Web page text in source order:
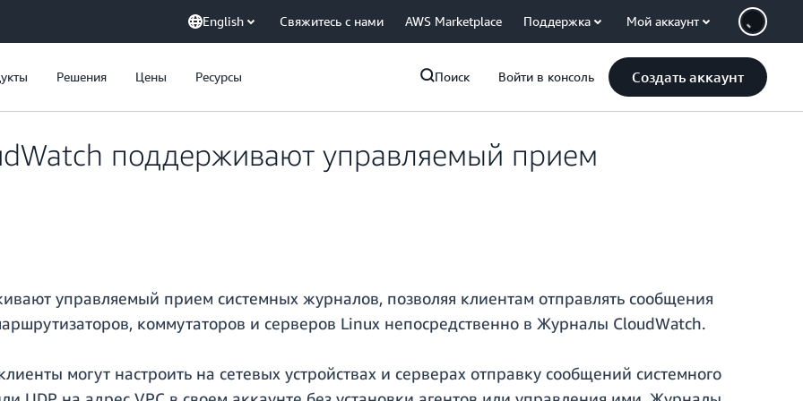
English Свяжитесь с нами AWS Marketplace Поддержка Мой аккаунт
Решения Цены Ресурсы Поиск Войти в консоль Создать аккаунт
поддерживают управляемый прием
управляемый прием системных журналов, позволяя клиентам отправлять сообщения
коммутаторов и серверов Linux непосредственно в Журналы CloudWatch.
могут настроить на сетевых устройствах и серверах отправку сообщений системного